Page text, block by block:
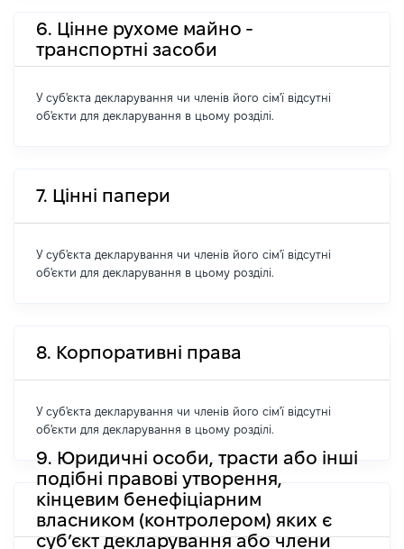
6. Цінне рухоме майно -
транспортні засоби
У суб'єкта декларування чи членів його сім'ї відсутні
об'єкти для декларування в цьому розділі.
7. Цінні папери
У суб'єкта декларування чи членів його сім'ї відсутні
об'єкти для декларування в цьому розділі.
8. Корпоративні права
У суб'єкта декларування чи членів його сім'ї відсутні
об'єкти для декларування в цьому розділі.
9. Юридичні особи, трасти або інші
подібні правові утворення,
кінцевим бенефіціарним
власником (контролером) яких є
суб’єкт декларування або члени